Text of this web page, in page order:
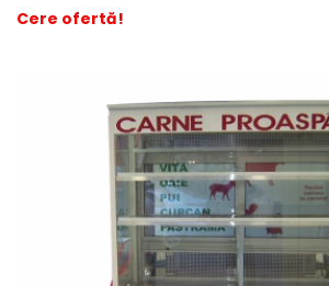
Cere ofertă!